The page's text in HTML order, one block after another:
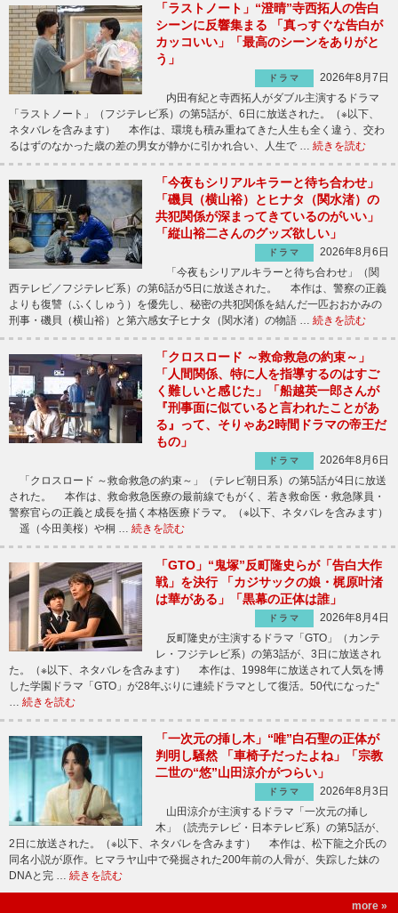
「ラストノート」“澄晴”寺西拓人の告白
シーンに反響集まる 「真っすぐな告白が
カッコいい」「最高のシーンをありがと
う」
ドラマ
2026年8月7日
内田有紀と寺西拓人がダブル主演するドラマ
「ラストノート」（フジテレビ系）の第5話が、6日に放送された。（※以下、
ネタバレを含みます） 本作は、環境も積み重ねてきた人生も全く違う、交わ
るはずのなかった歳の差の男女が静かに引かれ合い、人生で … 続きを読む
「今夜もシリアルキラーと待ち合わせ」
「磯貝（横山裕）とヒナタ（関水渚）の
共犯関係が深まってきているのがいい」
「縦山裕二さんのグッズ欲しい」
ドラマ
2026年8月6日
「今夜もシリアルキラーと待ち合わせ」（関
西テレビ／フジテレビ系）の第6話が5日に放送された。 本作は、警察の正義
よりも復讐（ふくしゅう）を優先し、秘密の共犯関係を結んだ一匹おおかみの
刑事・磯貝（横山裕）と第六感女子ヒナタ（関水渚）の物語 … 続きを読む
「クロスロード ～救命救急の約束～」
「人間関係、特に人を指導するのはすご
く難しいと感じた」「船越英一郎さんが
『刑事面に似ていると言われたことがあ
る』って、そりゃあ2時間ドラマの帝王だ
もの」
ドラマ
2026年8月6日
「クロスロード ～救命救急の約束～」（テレビ朝日系）の第5話が4日に放送
された。 本作は、救命救急医療の最前線でもがく、若き救命医・救急隊員・
警察官らの正義と成長を描く本格医療ドラマ。（※以下、ネタバレを含みます）
遥（今田美桜）や桐 … 続きを読む
「GTO」“鬼塚”反町隆史らが「告白大作
戦」を決行 「カジサックの娘・梶原叶渚
は華がある」「黒幕の正体は誰」
ドラマ
2026年8月4日
反町隆史が主演するドラマ「GTO」（カンテ
レ・フジテレビ系）の第3話が、3日に放送され
た。（※以下、ネタバレを含みます） 本作は、1998年に放送されて人気を博
した学園ドラマ「GTO」が28年ぶりに連続ドラマとして復活。50代になった“
… 続きを読む
「一次元の挿し木」“唯”白石聖の正体が
判明し騒然 「車椅子だったよね」「宗教
二世の“悠”山田涼介がつらい」
ドラマ
2026年8月3日
山田涼介が主演するドラマ「一次元の挿し
木」（読売テレビ・日本テレビ系）の第5話が、
2日に放送された。（※以下、ネタバレを含みます） 本作は、松下龍之介氏の
同名小説が原作。ヒマラヤ山中で発掘された200年前の人骨が、失踪した妹の
DNAと完 … 続きを読む
more »